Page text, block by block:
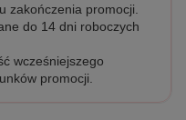
zakończenia promocji.
do 14 dni roboczych
wcześniejszego
promocji.